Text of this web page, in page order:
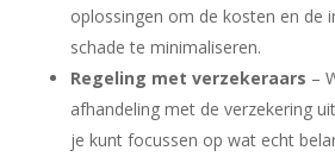
oplossingen om de kosten en de
schade te minimaliseren.​
Regeling met verzekeraars –
afhandeling met de verzekering
je kunt focussen op wat echt